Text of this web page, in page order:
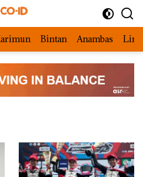
Bintan Anambas